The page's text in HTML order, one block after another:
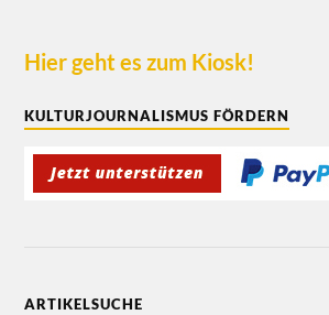
Hier geht es zum Kiosk!
KULTURJOURNALISMUS FÖRDERN
ARTIKELSUCHE